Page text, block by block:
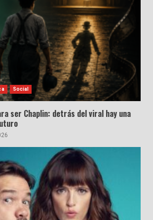
Social
ser Chaplin: detrás del viral hay una